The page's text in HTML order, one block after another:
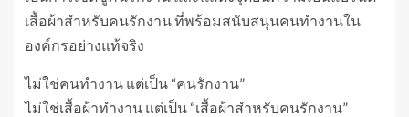
เสื้อผ้าสำหรับคนรักงาน ที่พร้อมสนับสนุนคนทำงานใน
องค์กรอย่างแท้จริง
ไม่ใช่คนทำงาน แต่เป็น “คนรักงาน”
ไม่ใช่เสื้อผ้าทำงาน แต่เป็น “เสื้อผ้าสำหรับคนรักงาน”